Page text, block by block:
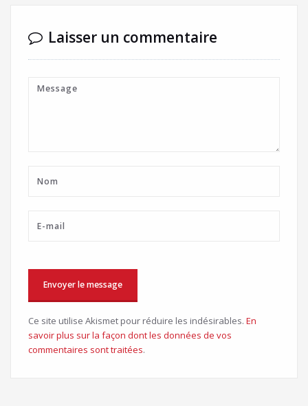
Laisser un commentaire
Ce site utilise Akismet pour réduire les indésirables. En
savoir plus sur la façon dont les données de vos
commentaires sont traitées.